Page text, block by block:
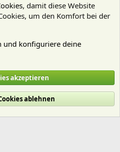
Hilfe und Impressum
, damit diese Website
um den Komfort bei der
und konfiguriere deine
akzeptieren
ablehnen